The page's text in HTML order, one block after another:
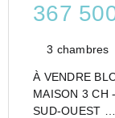
367
3 chambres
À VENDRE
MAISON 3 CH
SUD-OUEST